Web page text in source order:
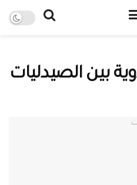
بين الصيدليات